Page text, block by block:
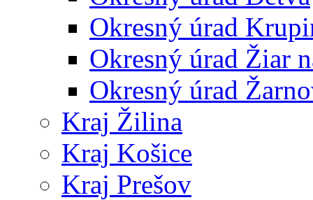
Okresný úrad
Okresný úrad Žiar
Okresný úrad
Kraj Žilina
Kraj Košice
Kraj Prešov